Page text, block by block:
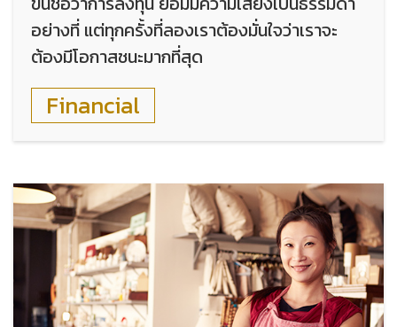
อย่างที่ แต่ทุกครั้งที่ลองเราต้องมั่นใจว่าเราจะ
ต้องมีโอกาสชนะมากที่สุด
Financial